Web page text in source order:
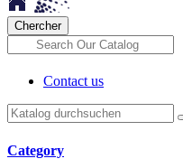
Chercher
Contact us
Category